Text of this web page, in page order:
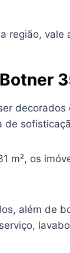
região, vale
de
m², os
além de